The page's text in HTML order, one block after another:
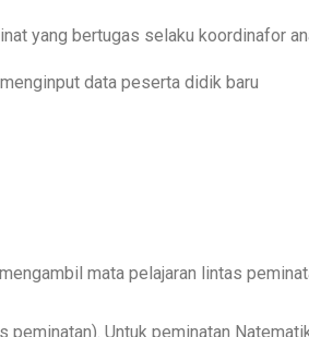
yang bertugas selaku koordinafor
data peserta didik baru
mata pelajaran lintas
Untuk peminatan